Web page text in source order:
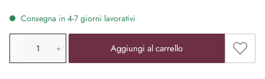
Consegna in 4-7 giorni lavorativi
Quantità prodotto: inserisci il valore desiderato o
Aggiungi al carrello